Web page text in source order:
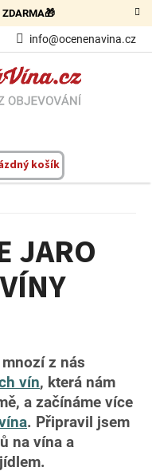
ZDARMA🎁
info@ocenenavina.cz
košík
JARO
z nás
vín, která nám
a začínáme více
. Připravil jsem
na vína a